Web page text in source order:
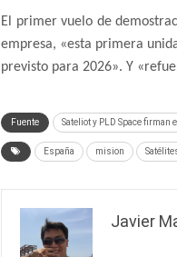
El primer vuelo de
empresa, «esta primera
previsto para 2026». Y
Fuente Sateliot y PLD Space
España mision
Javier